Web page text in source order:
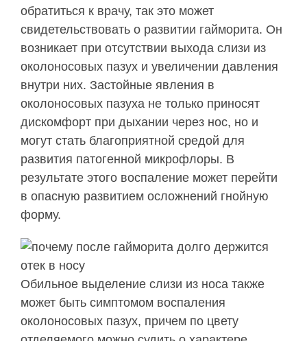
обратиться к врачу, так это может
свидетельствовать о развитии гайморита. Он
возникает при отсутствии выхода слизи из
околоносовых пазух и увеличении давления
внутри них. Застойные явления в
околоносовых пазуха не только приносят
дискомфорт при дыхании через нос, но и
могут стать благоприятной средой для
развития патогенной микрофлоры. В
результате этого воспаление может перейти
в опасную развитием осложнений гнойную
форму.
Обильное выделение слизи из носа также
может быть симптомом воспаления
околоносовых пазух, причем по цвету